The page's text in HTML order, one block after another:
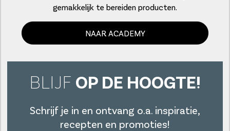
gemakkelijk te bereiden producten.
NAAR ACADEMY
BLIJF OP DE HOOGTE!
Schrijf je in en ontvang o.a. inspiratie,
recepten en promoties!